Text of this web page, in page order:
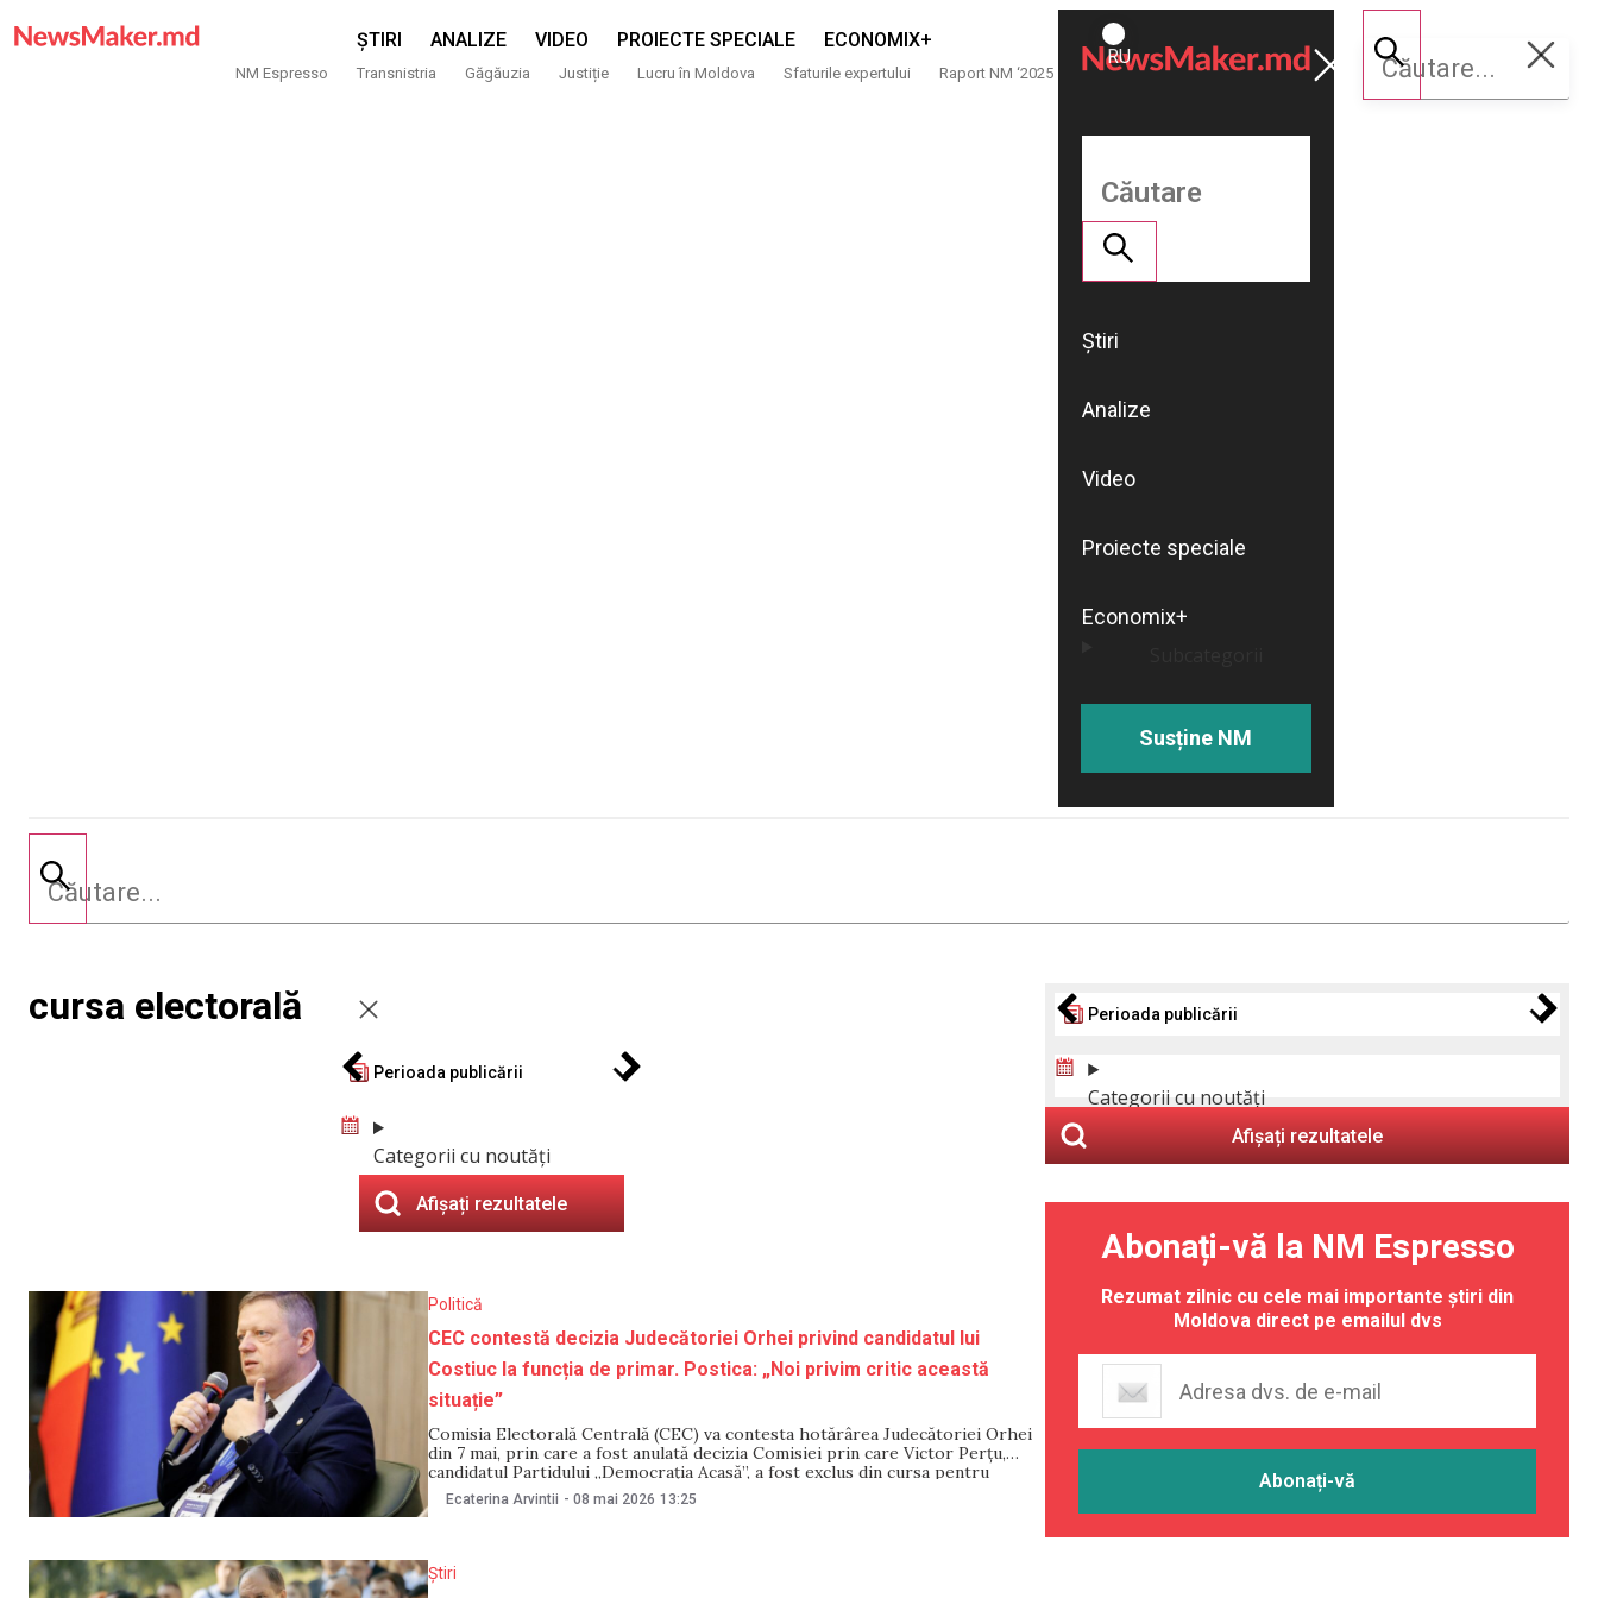
ȘTIRI ANALIZE VIDEO PROIECTE SPECIALE ECONOMIX+
NM Espresso Transnistria Găgăuzia Justiție Lucru în Moldova Sfaturile expertului Raport NM ‘2025
ROMÂNĂ
RU
Susține
NM
Știri
Analize
Video
Proiecte speciale
Economix+
Susține NM
cursa electorală
Perioada publicării
Categorii cu noutăți
Afișați rezultatele
Politică
CEC contestă decizia Judecătoriei Orhei privind candidatul lui
Costiuc la funcția de primar. Postica: „Noi privim critic această
situație”
Comisia Electorală Centrală (CEC) va contesta hotărârea Judecătoriei Orhei
din 7 mai, prin care a fost anulată decizia Comisiei prin care Victor Perțu,
candidatul Partidului „Democrația Acasă”, a fost exclus din cursa pentru
funcția de primar al municipiului Orhei. Declarația a fost făcută pentru
NewsMaker de vicepreședintele CEC, Pavel Postica.
Ecaterina Arvintii - 08 mai 2026 13:25
Știri
Perioada publicării
Categorii cu noutăți
Afișați rezultatele
Abonați-vă la NM Espresso
Rezumat zilnic cu cele mai importante știri din
Moldova direct pe emailul dvs